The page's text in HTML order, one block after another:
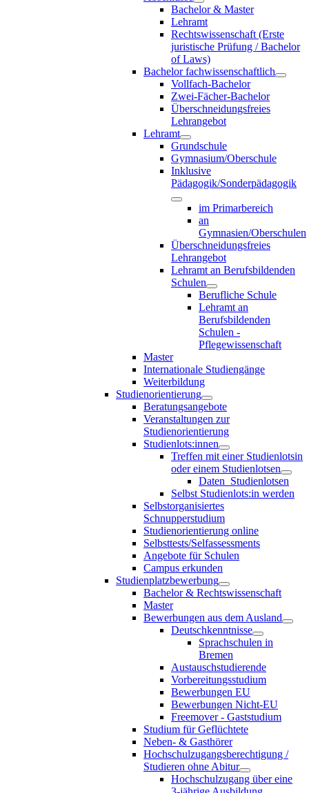
Bachelor & Master
Lehramt
Rechtswissenschaft (Erste
juristische Prüfung / Bachelor
of Laws)
Bachelor fachwissenschaftlich
Vollfach-Bachelor
Zwei-Fächer-Bachelor
Überschneidungsfreies
Lehrangebot
Lehramt
Grundschule
Gymnasium/Oberschule
Inklusive
Pädagogik/Sonderpädagogik
im Primarbereich
an
Gymnasien/Oberschulen
Überschneidungsfreies
Lehrangebot
Lehramt an Berufsbildenden
Schulen
Berufliche Schule
Lehramt an
Berufsbildenden
Schulen -
Pflegewissenschaft
Master
Internationale Studiengänge
Weiterbildung
Studienorientierung
Beratungsangebote
Veranstaltungen zur
Studienorientierung
Studienlots:innen
Treffen mit einer Studienlotsin
oder einem Studienlotsen
Daten_Studienlotsen
Selbst Studienlots:in werden
Selbstorganisiertes
Schnupperstudium
Studienorientierung online
Selbsttests/Selfassessments
Angebote für Schulen
Campus erkunden
Studienplatzbewerbung
Bachelor & Rechtswissenschaft
Master
Bewerbungen aus dem Ausland
Deutschkenntnisse
Sprachschulen in
Bremen
Austauschstudierende
Vorbereitungsstudium
Bewerbungen EU
Bewerbungen Nicht-EU
Freemover - Gaststudium
Studium für Geflüchtete
Neben- & Gasthörer
Hochschulzugangsberechtigung /
Studieren ohne Abitur
Hochschulzugang über eine